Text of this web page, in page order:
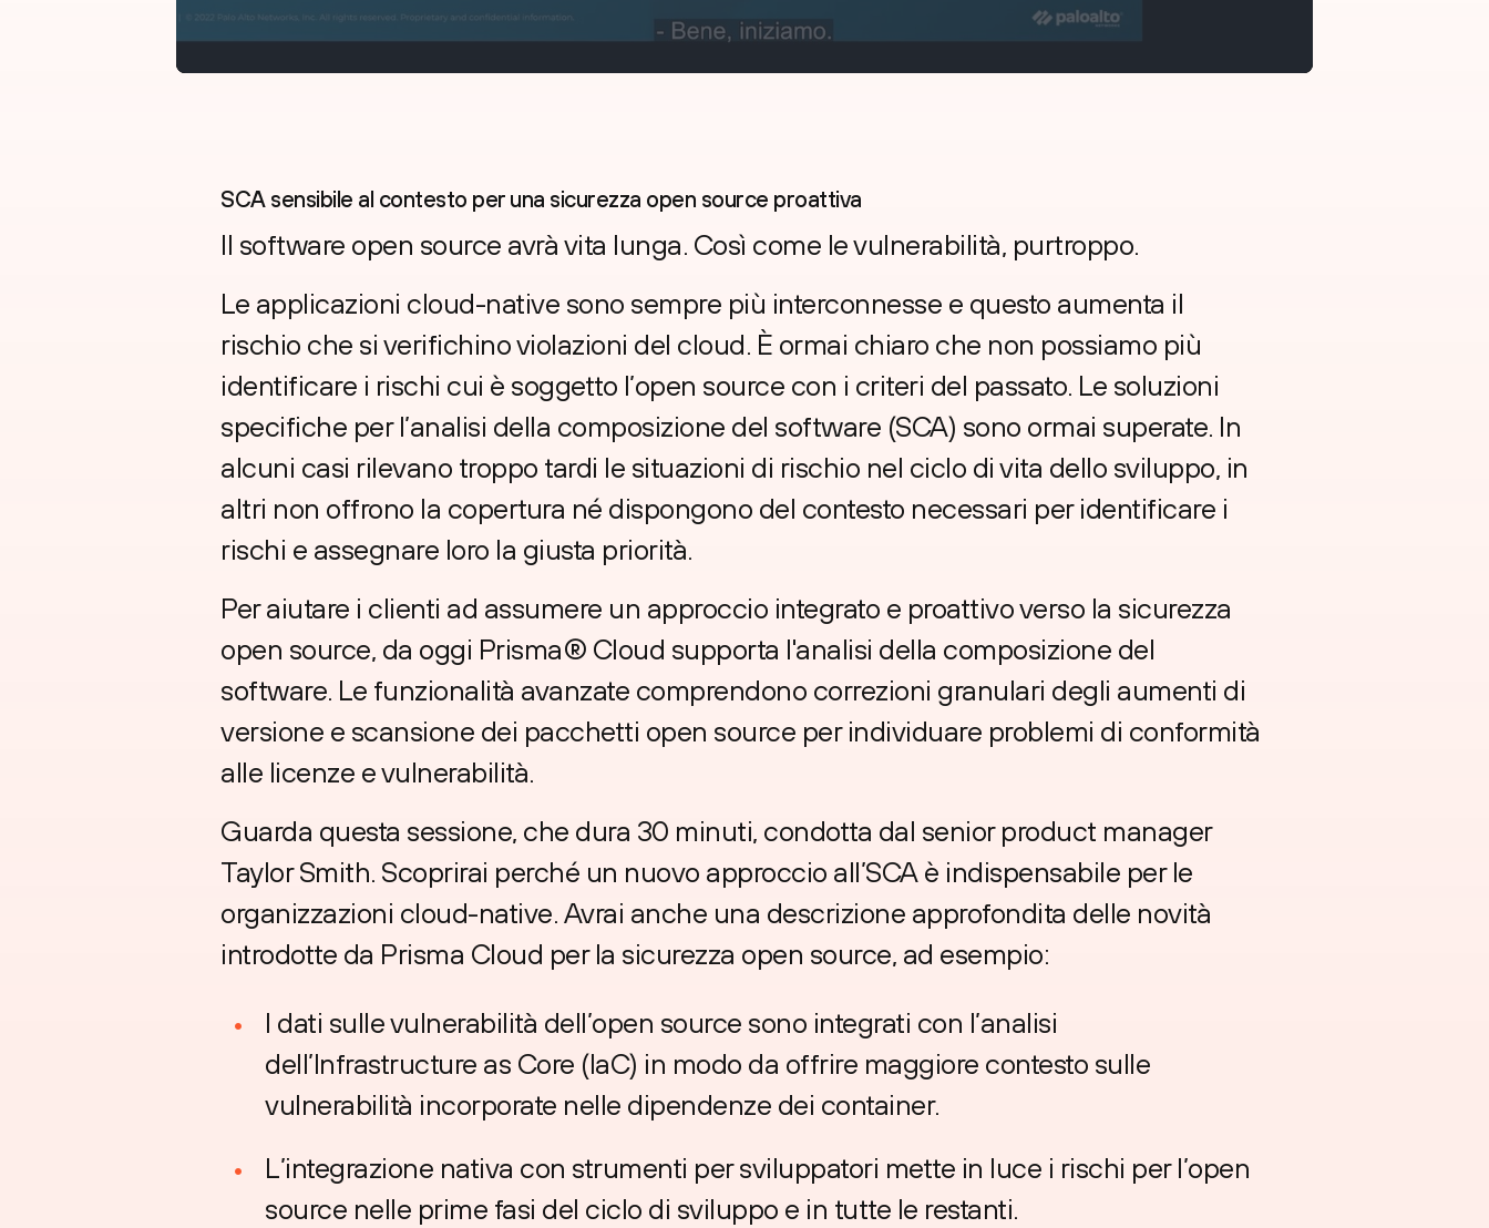
SCA sensibile al contesto per una sicurezza open source proattiva
Il software open source avrà vita lunga. Così come le vulnerabilità, purtroppo.
Le applicazioni cloud-native sono sempre più interconnesse e questo aumenta il
rischio che si verifichino violazioni del cloud. È ormai chiaro che non possiamo più
identificare i rischi cui è soggetto l’open source con i criteri del passato. Le soluzioni
specifiche per l’analisi della composizione del software (SCA) sono ormai superate. In
alcuni casi rilevano troppo tardi le situazioni di rischio nel ciclo di vita dello sviluppo, in
altri non offrono la copertura né dispongono del contesto necessari per identificare i
rischi e assegnare loro la giusta priorità.
Per aiutare i clienti ad assumere un approccio integrato e proattivo verso la sicurezza
open source, da oggi Prisma® Cloud supporta l'analisi della composizione del
software. Le funzionalità avanzate comprendono correzioni granulari degli aumenti di
versione e scansione dei pacchetti open source per individuare problemi di conformità
alle licenze e vulnerabilità.
Guarda questa sessione, che dura 30 minuti, condotta dal senior product manager
Taylor Smith. Scoprirai perché un nuovo approccio all’SCA è indispensabile per le
organizzazioni cloud-native. Avrai anche una descrizione approfondita delle novità
introdotte da Prisma Cloud per la sicurezza open source, ad esempio:
I dati sulle vulnerabilità dell’open source sono integrati con l’analisi
dell’Infrastructure as Core (IaC) in modo da offrire maggiore contesto sulle
vulnerabilità incorporate nelle dipendenze dei container.
L’integrazione nativa con strumenti per sviluppatori mette in luce i rischi per l’open
source nelle prime fasi del ciclo di sviluppo e in tutte le restanti.